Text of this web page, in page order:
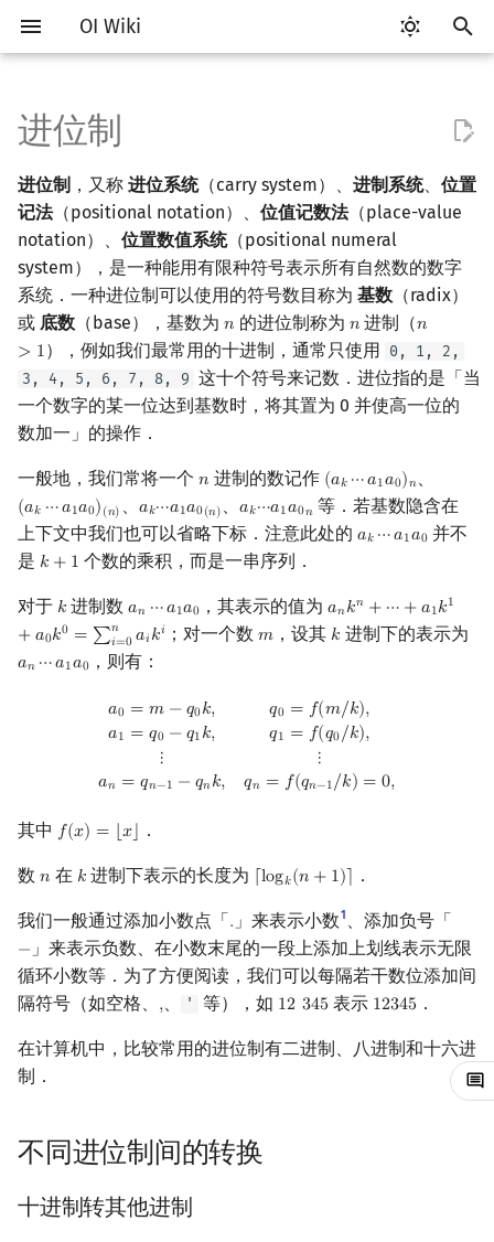
OI Wiki
入
开
搜
索
Getting Started
关于本项目
如何参与
OI Wiki 不是什么
格式手册
数学符号表
F.A.Q.
镜像站列表
比赛相关简介
赛事 ICPC/CCPC 赛事与赛制
题型
交互题
学习路线
学习资源
技巧
分段打表
常见错误
常见技巧
出题
工具软件简介
代码编辑工具 Emacs
VS Code
Atom
Eclipse
Notepad++
Kate
Dev-C++
Geany
GUIDE
Sublime Text
Code::Blocks
评测工具
Arbiter
Cena
CCR Plus
Lemon
命令行
命令行编译与调试
编译器
WSL (Windows 10)
Special Judge
通用
Generator
Validator
Interactor
Checker
Polygon
语言基础简介
C++ 基础 C++ 语法基础
变量
运算
流程控制语句
高级数据类型
函数
文件操作
C++ 标准库
STL 容器
STL 算法
bitset
string
pair
C++ 进阶
命名空间
值类别
重载运算符
引用
常量
新版 C++ 特性
Lambda 表达式
编译优化
C++ 与其他常用语言的区别
Pascal 转 C++ 急救
Python 速成
Java 速成
算法基础简介
复杂度 均摊复杂度
枚举
模拟
递归 & 分治
贪心
排序
选择排序
冒泡排序
插入排序
计数排序
基数排序
快速排序
归并排序
桶排序
锦标赛排序
Tim 排序
排序应用
前缀和 & 差分
倍增
搜索部分简介
DFS（搜索）
BFS（搜索）
双向搜索
启发式搜索
A*
迭代加深搜索
IDA*
Dancing Links
动态规划部分简介
动态规划基础
记忆化搜索
背包 DP
区间 DP
DAG 上的 DP
树形 DP
状压 DP
插头 DP
单调队列/单调栈优化
斜率优化
四边形不等式优化
Slope Trick 优化
WQS 二分
状态设计优化
其它 DP 方法
字符串部分简介
字符串基础
标准库
字符串匹配
字符串哈希
字典树 (Trie)
前缀函数与 KMP 算法
Boyer–Moore 算法
AC 自动机
最优原地后缀排序算法
后缀自动机 (SAM)
Manacher
回文树
序列自动机
不同进位制间的转换
十进制转其他进制
其他进制转十进制
二进制/八进制/十六进制间
的相互转换
补数法
广义进制系统
双射记数系统
有符号位数进制
Gray 码
非正基数进制
混合基数进制
参考资料与注释
数论基础
模算术简介
素数
最大公约数
欧拉函数
筛法
分解质因数
裴蜀定理 & 一次不定方程
模逆元
中国剩余定理
卢卡斯定理
同余方程
二次剩余
阶 & 原根
多项式与生成函数简介
代数基本定理
快速傅里叶变换
快速数论变换
快速沃尔什变换
Chirp Z 变换
多项式牛顿迭代
多项式多点求值|快速插值
常系数齐次线性递推
普通生成函数
指数生成函数
排列组合
抽屉原理
容斥原理
斐波那契数列
错位排列
卡特兰数
斯特林数
贝尔数
Entringer Number
线性代数简介
向量
内积和外积
矩阵
初等变换
行列式
线性空间
线性基
特征多项式
Jordan标准型
线性规划基础
单纯形法
基本概念
群论
环论
域论
Schreier–Sims 算法
基本概念
条件概率与独立性
随机变量
随机变量的数字特征
概率不等式
博弈论简介
公平组合游戏
零和游戏
非公平组合游戏
插值
数值积分
高斯消元
牛顿迭代法
数据结构部分简介
栈
队列
链表
哈希表
并查集
并查集复杂度
堆
二叉堆
配对堆
左偏树
块状数据结构
块状数组
块状链表
树分块
Sqrt Tree
单调队列
线段树合并 & 分裂
李超线段树
猫树
区间最值操作 & 区间历史
值
二叉搜索树 & 平衡树
Treap
Splay 树
WBLT
替罪羊树
笛卡尔树
Size Balanced Tree
AVL 树
左偏红黑树
跳表
可持久化数据结构
可持久化线段树
可持久化块状数组
可持久化平衡树
可持久化字典树
可持久化可并堆
树套树
平衡树套线段树
线段树套平衡树
树状数组套权值线段树
分块套树状数组
全局平衡二叉树
Euler Tour Tree
Top Tree
图论部分简介
图论相关概念
图的存储
DFS（图论）
BFS（图论）
树上问题
树的直径
树的中心
树的重心
最近公共祖先
树链剖分
树上启发式合并
虚树
动态树分治
树哈希
树上随机游走
有向无环图
拓扑排序
差分约束
k 短路
同余最短路
生成树问题
最小树形图
最小直径生成树
双连通分量
割点和桥
圆方树
点/边连通度
2-SAT
欧拉图
哈密顿图
最大流
最小割
费用流
上下界网络流
Stoer–Wagner 算法
二分图最大匹配
二分图最大权匹配
一般图最大匹配
一般图最大权匹配
稳定匹配
计算几何部分简介
二维计算几何基础
三维计算几何基础
距离
Pick 定理
三角剖分
凸包
扫描线
半平面交
杂项简介
离散化
双指针
离线算法
CDQ 分治
整体二分
莫队算法
分数规划
随机化
随机化技巧
爬山算法
模拟退火
悬线法
有限状态自动机
字节顺序
Garsia–Wachs 算法
15-puzzle
Kahan 求和
珂朵莉树/颜色段均摊
RMQ
并查集应用
括号序列
线段树与离线询问
进位制
进位制 ，又称 进位系统（carry system）、 进制系统、 位置
记法（positional notation）、 位值记数法（place-value
notation）、 位置数值系统（positional numeral
system），是一种能用有限种符号表示所有自然数的数字
系统．一种进位制可以使用的符号数目称为 基数 （radix）
或 底数 （base），基数为 𝑛
n 的进位制称为 𝑛
n 进制（𝑛
> 1
n
），例如我们最常用的十进制，通常只使用 0, 1, 2,
3, 4, 5, 6, 7, 8, 9 这十个符号来记数．进位指的是「当
一个数字的某一位达到基数时，将其置为 0 并使高一位的
数加一」的操作．
一般地，我们常将一个 𝑛
n 进制的数记作 (𝑎𝑘 ⋯𝑎1𝑎0)𝑛
(ak ⋯a1a0)n、
(𝑎𝑘 ⋯𝑎1𝑎0)(𝑛)
(ak ⋯a1a0)(n) 、 𝑎𝑘⋯𝑎1𝑎0(𝑛)
ak⋯a1a0(n)
、𝑎𝑘⋯𝑎1𝑎0𝑛
ak⋯a1a0n等．若基数隐含在
上下文中我们也可以省略下标．注意此处的 𝑎𝑘 ⋯𝑎1𝑎0
ak ⋯a1a0 并不
是 𝑘 + 1
k+1 个数的乘积，而是一串序列．
对于 𝑘
k 进制数𝑎𝑛 ⋯𝑎1𝑎0
an ⋯a1a0 ，其表示的值为𝑎𝑛𝑘𝑛 + ⋯ +𝑎1𝑘1
+𝑎0𝑘0 = ∑𝑛
𝑖=0 𝑎𝑖𝑘𝑖
ankn +⋯+ a1 k1+a
；对一个数𝑚
m ，设其 𝑘
k 进制下的表示为
𝑎𝑛 ⋯𝑎1𝑎0
an ⋯a1a0 ，则有：
𝑎0 = 𝑚 −𝑞0𝑘, 𝑞0 = 𝑓(𝑚/𝑘),
𝑎1 = 𝑞0 −𝑞1𝑘, 𝑞1 = 𝑓(𝑞0/𝑘),
⋮
⋮
𝑎𝑛 = 𝑞𝑛−1 −𝑞𝑛𝑘, 𝑞𝑛 = 𝑓(𝑞𝑛−1/𝑘) = 0,
q0 =f( m/ k) ,a1=q k,q 1= (q0/k),⋮
其中 𝑓(𝑥) = ⌊𝑥⌋
f(x)= ⌊x⌋ ．
数 𝑛
n 在 𝑘
k进制下表示的长度为 ⌈log𝑘(𝑛 + 1)⌉
logk(n+1) ⌉ ．
我们一般通过添加小数点「.. 」来表示小数 1 、添加负号「
−
− 」来表示负数、在小数末尾的一段上添加上划线表示无限
循环小数等．为了方便阅读，我们可以每隔若干数位添加间
隔符号（如空格、 ,, ' 等），如 12 345
12 345表示 12345
12345．
在计算机中，比较常用的进位制有二进制、八进制和十六进
制．
不同进位制间的转换
十进制转其他进制